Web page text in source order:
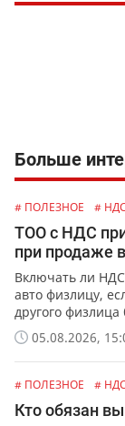
Больше
# ПОЛЕЗНОЕ #
ТОО с НДС
при продаже
Включать ли
авто физлицу,
другого
05.08.2026,
# ПОЛЕЗНОЕ #
Кто обязан